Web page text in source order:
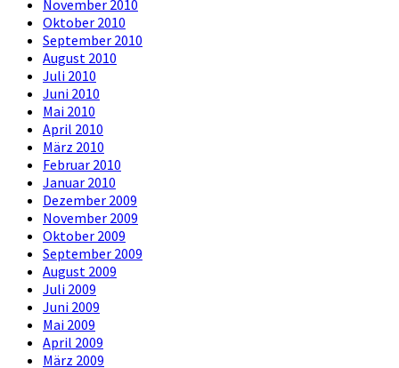
November 2010
Oktober 2010
September 2010
August 2010
Juli 2010
Juni 2010
Mai 2010
April 2010
März 2010
Februar 2010
Januar 2010
Dezember 2009
November 2009
Oktober 2009
September 2009
August 2009
Juli 2009
Juni 2009
Mai 2009
April 2009
März 2009